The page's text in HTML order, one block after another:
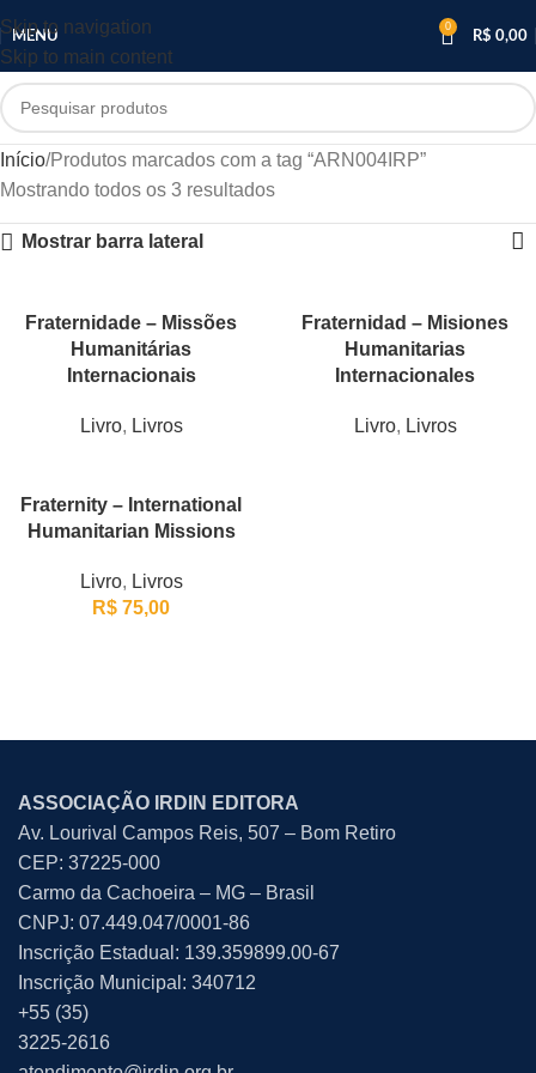
Skip to navigation
Skip to main content
MENU
0
R$ 0,00
Início Produtos marcados com a tag “ARN004IRP”
Mostrando todos os 3 resultados
Mostrar barra lateral
Fraternidade – Missões
Humanitárias
Internacionais
Livro, Livros
Fraternidad – Misiones
Humanitarias
Internacionales
Livro, Livros
Fraternity – International
Humanitarian Missions
Livro, Livros
R$ 75,00
ASSOCIAÇÃO IRDIN EDITORA
Av. Lourival Campos Reis, 507 – Bom Retiro
CEP: 37225-000
Carmo da Cachoeira – MG – Brasil
CNPJ: 07.449.047/0001-86
Inscrição Estadual: 139.359899.00-67
Inscrição Municipal: 340712
+55 (35)
3225-2616